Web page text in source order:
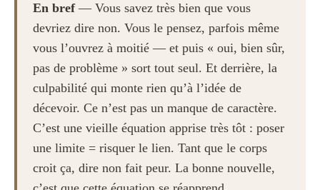
En bref— Vous savez très bien que vous
devriez dire non. Vous le pensez, parfois même
vous l’ouvrez à moitié — et puis « oui, bien sûr,
pas de problème » sort tout seul. Et derrière, la
culpabilité qui monte rien qu’à l’idée de
décevoir. Ce n’est pas un manque de caractère.
C’est une vieille équation apprise très tôt : poser
une limite = risquer le lien. Tant que le corps
croit ça, dire non fait peur. La bonne nouvelle,